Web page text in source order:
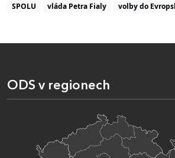
SPOLU
vláda Petra Fialy volby do
ODS v regionech